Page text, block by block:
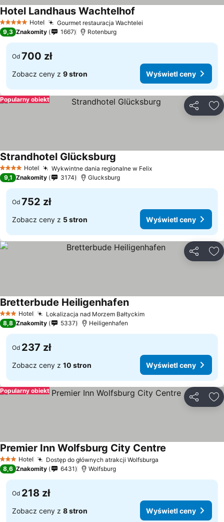
5 KategoriaHotel Gourmet restauracja Wachtelei
Hotel Landhaus Wachtelhof
9,3 Znakomity 1667 Rotenburg
Od 700 zł
Zobacz ceny z 9 stron Wyświetl ceny
Popularny obiekt
4 KategoriaHotel Wykwintne dania regionalne w FelixWyświetl ceny
Strandhotel Glücksburg
9,1 Znakomity 3174 Glucksburg
Od 752 zł
Zobacz ceny z 5 stron Wyświetl ceny
3 Kategoria
Hotel Lokalizacja nad Morzem BałtyckimWyświetl ceny
Bretterbude HeiligenhafenWyświetl ceny
8,8 Znakomity 5337 Heiligenhafen
Od 237 zł
Zobacz ceny z 10 stron Wyświetl ceny
Popularny obiekt
3 Kategoria
Hotel Dostęp do głównych atrakcji Wolfsburga
Premier Inn Wolfsburg City Centre
8,6 Znakomity 6431 Wolfsburg
Od 218 zł
Zobacz ceny z 8 stron Wyświetl ceny